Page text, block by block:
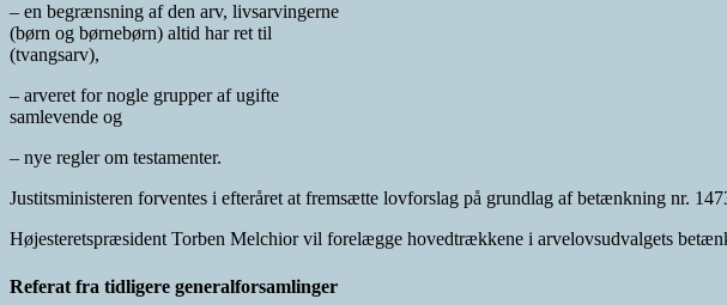
– en begrænsning af den arv, livsarvingerne
(børn og børnebørn) altid har ret til
(tvangsarv),
– arveret for nogle grupper af ugifte
samlevende og
– nye regler om testamenter.
Justitsministeren forventes i efteråret at fremsætte lovforslag på grundlag af betænkning nr.
Højesteretspræsident Torben Melchior vil forelægge hovedtrækkene i arvelovsudvalgets
Referat fra tidligere generalforsamlinger